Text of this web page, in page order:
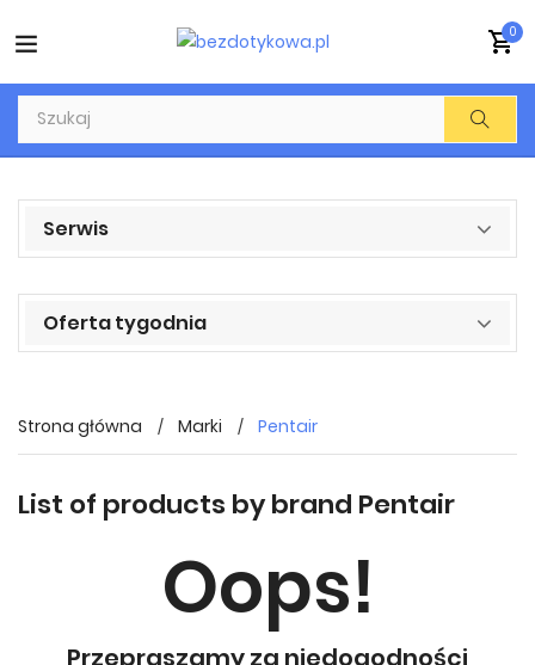
0
Serwis
Oferta tygodnia
Strona główna Marki Pentair
List of products by brand Pentair
Oops!
Przepraszamy za niedogodności